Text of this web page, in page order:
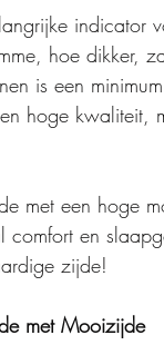
indicator
hoe dikker,
is een
hoge kwaliteit,
met een hoge
en
zijde!
met Mooizijde